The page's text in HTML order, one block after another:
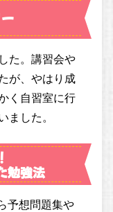
た。講習会や
が、やはり成
く自習室に行
ました。
勉強法
予想問題集や